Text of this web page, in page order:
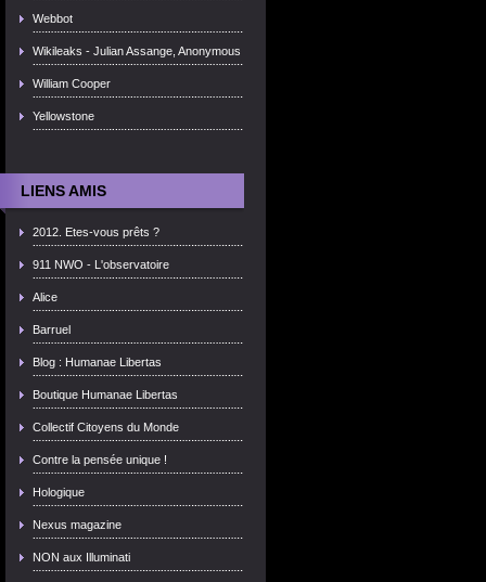
Webbot
Wikileaks - Julian Assange, Anonymous
William Cooper
Yellowstone
LIENS AMIS
2012. Etes-vous prêts ?
911 NWO - L'observatoire
Alice
Barruel
Blog : Humanae Libertas
Boutique Humanae Libertas
Collectif Citoyens du Monde
Contre la pensée unique !
Hologique
Nexus magazine
NON aux Illuminati